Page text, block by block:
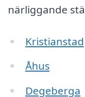
närliggande
Kristianstad
Åhus
Degeberga